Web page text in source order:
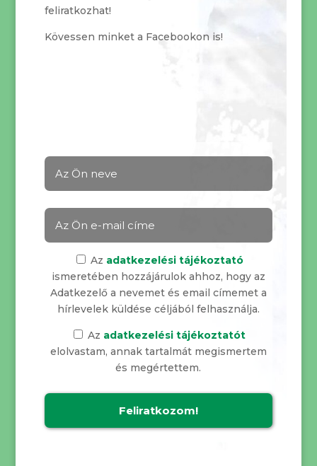
feliratkozhat!
Kövessen minket a Facebookon is!
Az adatkezelési tájékoztató
ismeretében hozzájárulok ahhoz, hogy az
Adatkezelő a nevemet és email címemet a
hírlevelek küldése céljából felhasználja.
Az adatkezelési tájékoztatót
elolvastam, annak tartalmát megismertem
és megértettem.